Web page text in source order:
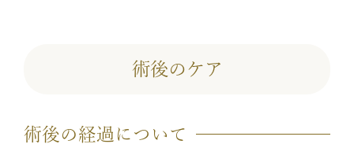
術後のケア
術後の経過について